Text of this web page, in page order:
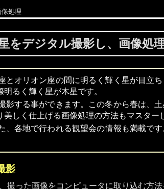
処理
をデジタル撮影し、画像処
オリオン座の間に明るく輝く星が目立
るく輝く星が木星です。
する事ができます。この冬から春は、
しく仕上げる画像処理の方法もマスター
各地で行われる観望会の情報も満載で
影
った画像をコンピュータに取り込む方法